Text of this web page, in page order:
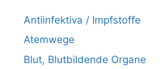
Antiinfektiva / Impfstoffe
Atemwege
Blut, Blutbildende Organe